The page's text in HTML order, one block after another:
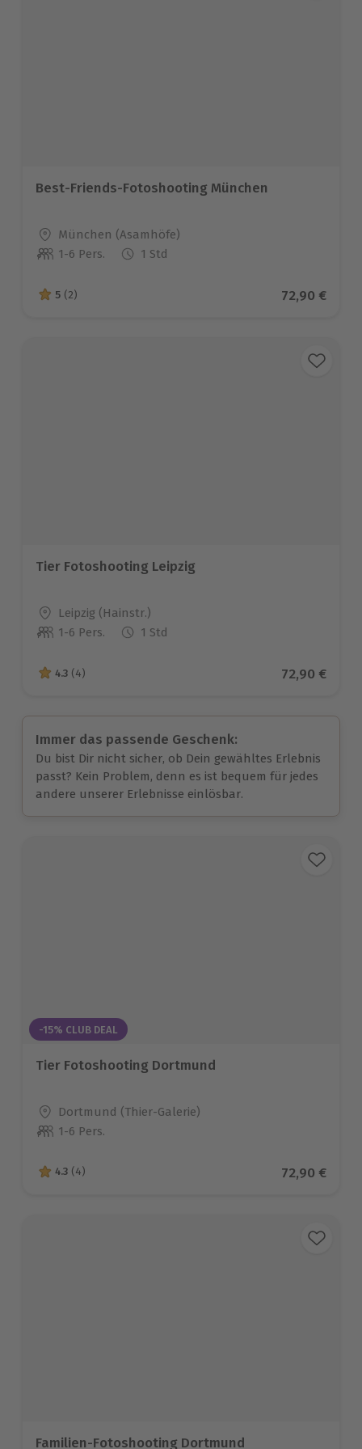
Best-Friends-Fotoshooting München
Standort
München (Asamhöfe)
Anzahl der Teilnehmer
1-6 Pers. 1 Std
5 von 5 Sternen basierend auf 2 Bewertungen
5 (2) Aktueller
72,90 €
Tier Fotoshooting Leipzig
Standort
Leipzig (Hainstr.)
Anzahl der Teilnehmer
1-6 Pers. 1 Std
4.3 von 5 Sternen basierend auf 4 Bewertungen
4.3 (4) Aktueller
72,90 €
Immer das passende Geschenk:
Du bist Dir nicht sicher, ob Dein gewähltes Erlebnis
passt? Kein Problem, denn es ist bequem für jedes
andere unserer Erlebnisse einlösbar.
-15% CLUB DEAL
Tier Fotoshooting Dortmund
Standort
Dortmund (Thier-Galerie)
Anzahl der Teilnehmer
1-6 Pers.
4.3 von 5 Sternen basierend auf 4 Bewertungen
4.3 (4) Aktueller
72,90 €
Familien-Fotoshooting Dortmund